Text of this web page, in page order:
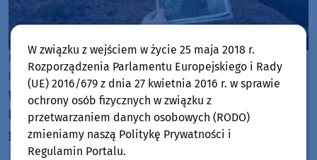
Powiat Człuchowski
piątek, 26 czerwca 2026, 07:13
Władze powiatu człuchowskiego odwołają się od
kary za wycinkę i przycinkę drzew w Grodzisku, w
gminie Rzeczenica
W związku z wejściem w życie 25 maja 2018 r.
Rozporządzenia Parlamentu Europejskiego i Rady
(UE) 2016/679 z dnia 27 kwietnia 2016 r. w sprawie
ochrony osób fizycznych w związku z
przetwarzaniem danych osobowych (RODO)
zmieniamy naszą Politykę Prywatności i
Regulamin Portalu.